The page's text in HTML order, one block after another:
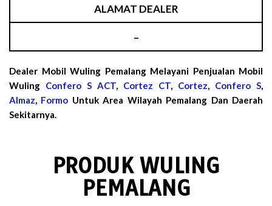
ALAMAT DEALER
–
Dealer Mobil Wuling Pemalang Melayani Penjualan Mobil
Wuling Confero S ACT, Cortez CT, Cortez, Confero S,
Almaz, Formo Untuk Area Wilayah Pemalang Dan Daerah
Sekitarnya.
PRODUK WULING
PEMALANG